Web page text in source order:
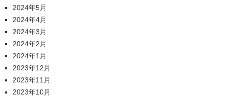
2024年5月
2024年4月
2024年3月
2024年2月
2024年1月
2023年12月
2023年11月
2023年10月